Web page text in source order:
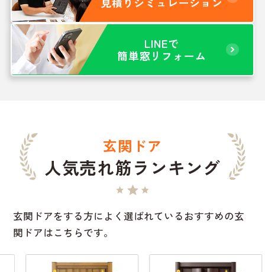
LINEで
簡単窓リフォーム
玄関ドア
人気売れ筋ランキング
玄関ドアをする方によく選ばれているおすすめの玄
関ドアはこちらです。